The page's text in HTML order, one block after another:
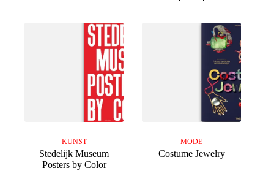
KUNST
Stedelijk Museum
Posters by Color
MODE
Costume Jewelry